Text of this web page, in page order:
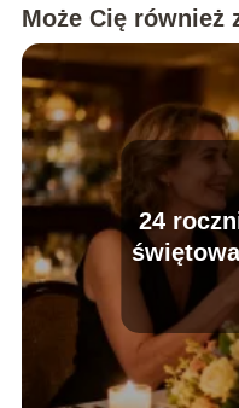
Może Cię również
24